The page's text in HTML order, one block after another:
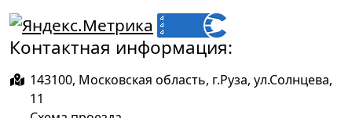
Контактная информация:
143100, Московская область, г.Руза, ул.Солнцева,
11